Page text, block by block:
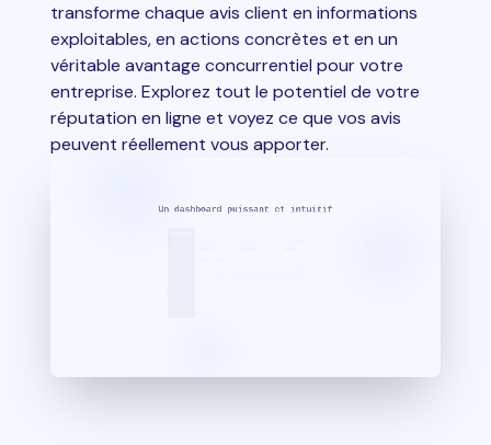
transforme chaque avis client en informations
exploitables, en actions concrètes et en un
véritable avantage concurrentiel pour votre
entreprise. Explorez tout le potentiel de votre
réputation en ligne et voyez ce que vos avis
peuvent réellement vous apporter.